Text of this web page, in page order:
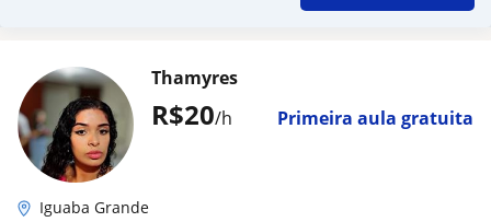
R$20/h Primeira aula gratuita
Thamyres
Iguaba Grande